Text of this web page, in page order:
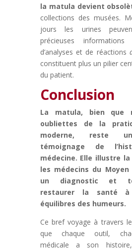
la matula devient
collections des musées.
jours les urines
précieuses
d’analyses et de réactions
constituent plus un pilier
du patient.
Conclusion
La matula, bien que
oubliettes de la
moderne, reste
témoignage de
médecine. Elle illustre
les médecins du
un diagnostic et
restaurer la santé
équilibres des humeurs.
Ce bref voyage à travers
que chaque outil,
médicale a son